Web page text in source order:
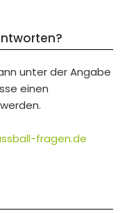
unter der Angabe
einen
fragen.de